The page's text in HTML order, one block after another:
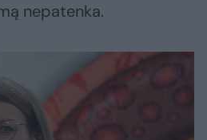
nepatenka.